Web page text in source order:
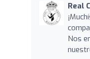
Real
Nos